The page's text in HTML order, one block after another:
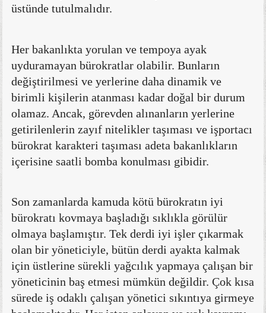
üstünde tutulmalıdır.
Her bakanlıkta yorulan ve tempoya ayak
uyduramayan bürokratlar olabilir. Bunların
değiştirilmesi ve yerlerine daha dinamik ve
birimli kişilerin atanması kadar doğal bir durum
olamaz. Ancak, görevden alınanların yerlerine
getirilenlerin zayıf nitelikler taşıması ve işportacı
bürokrat karakteri taşıması adeta bakanlıkların
içerisine saatli bomba konulması gibidir.
Son zamanlarda kamuda kötü bürokratın iyi
bürokratı kovmaya başladığı sıklıkla görülür
olmaya başlamıştır. Tek derdi iyi işler çıkarmak
olan bir yöneticiyle, bütün derdi ayakta kalmak
için üstlerine sürekli yağcılık yapmaya çalışan bir
yöneticinin baş etmesi mümkün değildir. Çok kısa
sürede iş odaklı çalışan yönetici sıkıntıya girmeye